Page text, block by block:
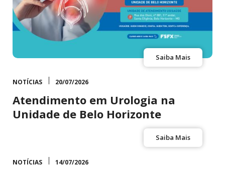
Saiba Mais
NOTÍCIAS 20/07/2026
Atendimento em Urologia na
Unidade de Belo Horizonte
Saiba Mais
NOTÍCIAS 14/07/2026